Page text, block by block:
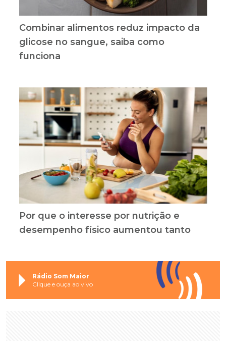
Combinar alimentos reduz impacto da
glicose no sangue, saiba como
funciona
Por que o interesse por nutrição e
desempenho físico aumentou tanto
Rádio Som Maior
Clique e ouça ao vivo